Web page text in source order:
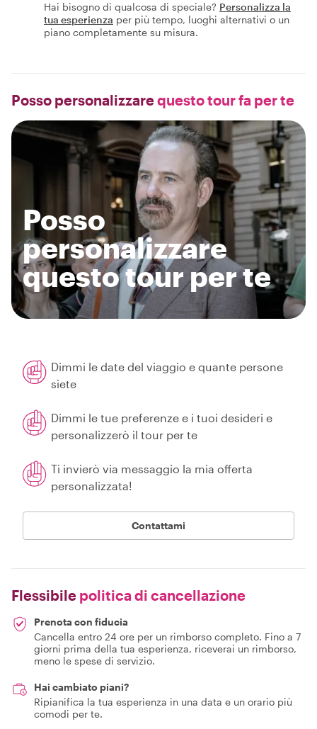
Hai bisogno di qualcosa di speciale? Personalizza la
tua esperienza per più tempo, luoghi alternativi o un
piano completamente su misura.
Posso personalizzarequesto tour fa per te
Posso
personalizzare
questo tour per te
Dimmi le date del viaggio e quante persone
siete
Dimmi le tue preferenze e i tuoi desideri e
personalizzerò il tour per te
Ti invierò via messaggio la mia offerta
personalizzata!
Contattami
Flessibile politica di cancellazione
Prenota con fiducia
Cancella entro 24 ore per un rimborso completo. Fino a 7
giorni prima della tua esperienza, riceverai un rimborso,
meno le spese di servizio.
Hai cambiato piani?
Ripianifica la tua esperienza in una data e un orario più
comodi per te.